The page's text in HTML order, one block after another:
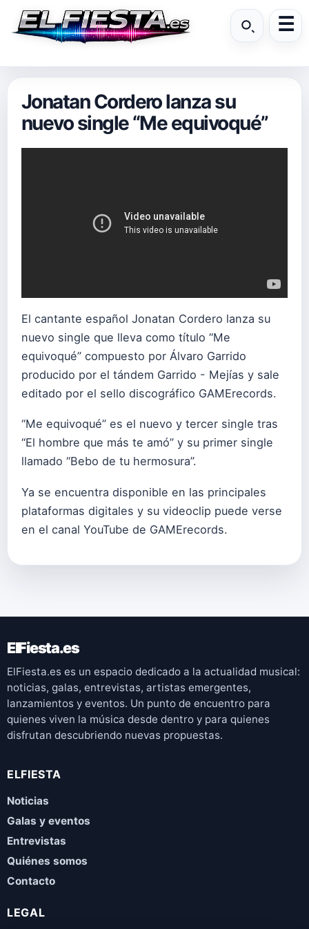
Jonatan Cordero lanza su
nuevo single “Me equivoqué”
El cantante español Jonatan Cordero lanza su
nuevo single que lleva como título “Me
equivoqué” compuesto por Álvaro Garrido
producido por el tándem Garrido - Mejías y sale
editado por el sello discográfico GAMErecords.
“Me equivoqué” es el nuevo y tercer single tras
“El hombre que más te amó” y su primer single
llamado “Bebo de tu hermosura”.
Ya se encuentra disponible en las principales
plataformas digitales y su videoclip puede verse
en el canal YouTube de GAMErecords.
ElFiesta.es
ElFiesta.es es un espacio dedicado a la actualidad musical:
noticias, galas, entrevistas, artistas emergentes,
lanzamientos y eventos. Un punto de encuentro para
quienes viven la música desde dentro y para quienes
disfrutan descubriendo nuevas propuestas.
ELFIESTA
Noticias
Galas y eventos
Entrevistas
Quiénes somos
Contacto
LEGAL